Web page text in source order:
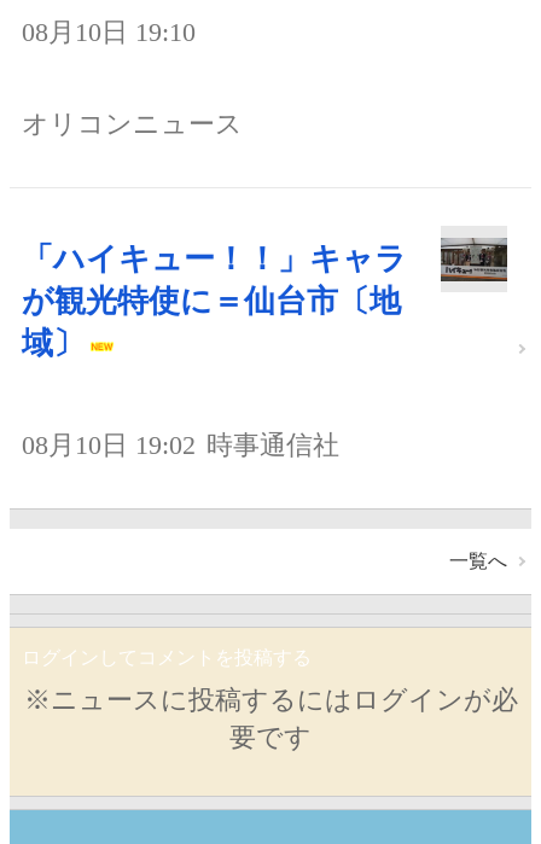
08月10日 19:10
オリコンニュース
「ハイキュー！！」キャラ
が観光特使に＝仙台市〔地
域〕
08月10日 19:02 時事通信社
一覧へ
ログインしてコメントを投稿する
※ニュースに投稿するにはログインが必
要です